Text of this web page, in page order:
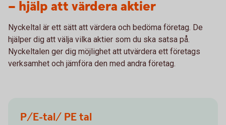
– hjälp att värdera aktier
Nyckeltal är ett sätt att värdera och bedöma företag. De
hjälper dig att välja vilka aktier som du ska satsa på.
Nyckeltalen ger dig möjlighet att utvärdera ett företags
verksamhet och jämföra den med andra företag.
P/E-tal/ PE tal